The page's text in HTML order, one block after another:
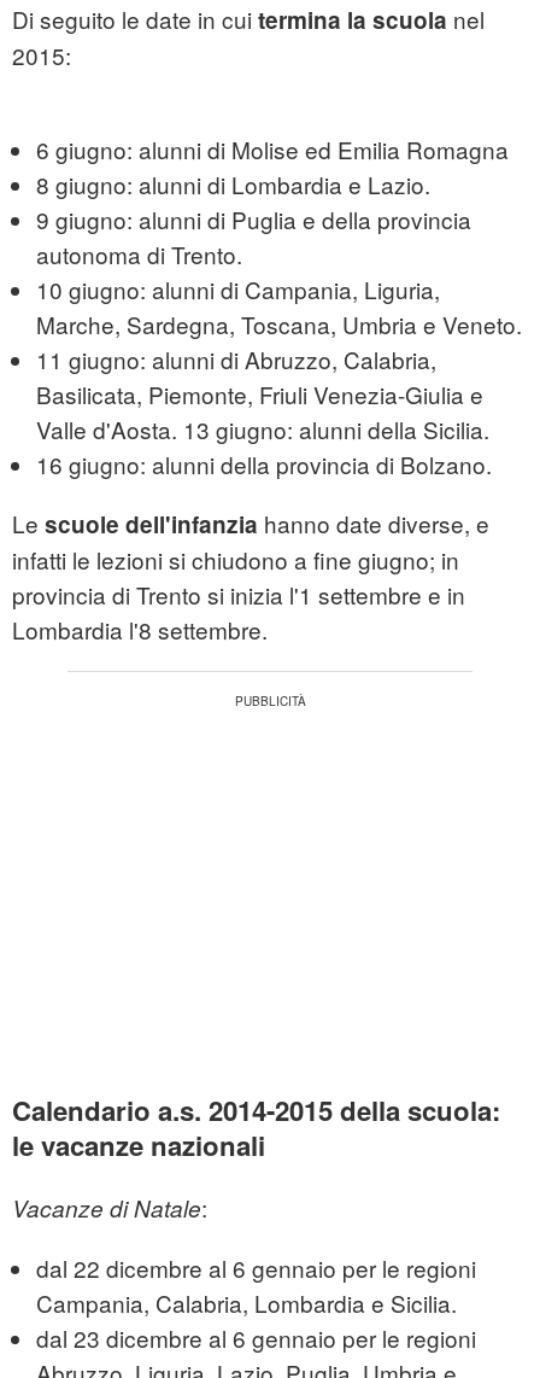
Di seguito le date in cui termina la scuola nel
2015:
6 giugno: alunni di Molise ed Emilia Romagna
8 giugno: alunni di Lombardia e Lazio.
9 giugno: alunni di Puglia e della provincia
autonoma di Trento.
10 giugno: alunni di Campania, Liguria,
Marche, Sardegna, Toscana, Umbria e Veneto.
11 giugno: alunni di Abruzzo, Calabria,
Basilicata, Piemonte, Friuli Venezia-Giulia e
Valle d'Aosta. 13 giugno: alunni della Sicilia.
16 giugno: alunni della provincia di Bolzano.
Le scuole dell'infanzia hanno date diverse, e
infatti le lezioni si chiudono a fine giugno; in
provincia di Trento si inizia l'1 settembre e in
Lombardia l'8 settembre.
Calendario a.s. 2014-2015 della scuola:
le vacanze nazionali
Vacanze di Natale:
dal 22 dicembre al 6 gennaio per le regioni
Campania, Calabria, Lombardia e Sicilia.
dal 23 dicembre al 6 gennaio per le regioni